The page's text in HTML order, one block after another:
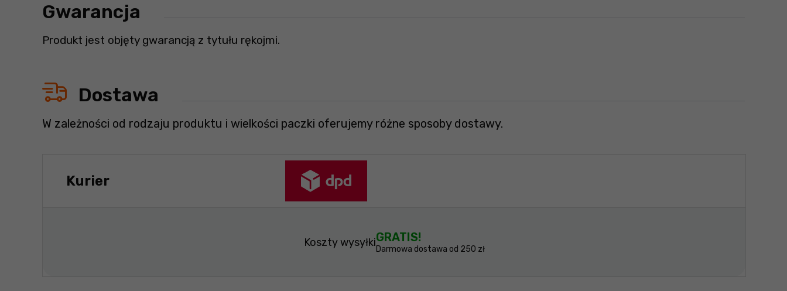
Gwarancja
Produkt jest objęty gwarancją z tytułu rękojmi.
Dostawa
W zależności od rodzaju produktu i wielkości paczki oferujemy różne sposoby dostawy.
Kurier
Koszty wysyłkiGRATIS!
Darmowa dostawa od 250 zł